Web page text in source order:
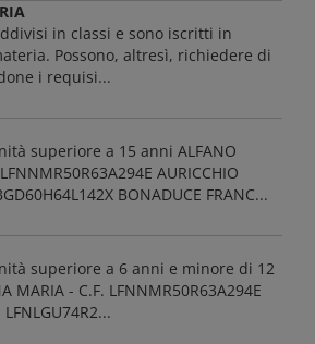
in classi e sono iscritti in
Possono, altresì, richiedere di
i requisi...
superiore a 15 anni ALFANO
AURICCHIO
BONADUCE FRANC...
superiore a 6 anni e minore di 12
MARIA - C.F. LFNNMR50R63A294E